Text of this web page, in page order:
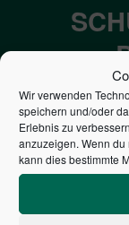
Wir verwenden
speichern und/oder
Erlebnis zu
anzuzeigen. Wenn du
kann dies bestimmte